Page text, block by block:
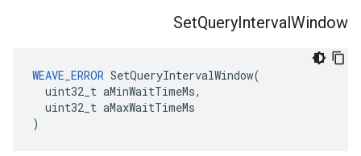
SetQueryIntervalWindow
WEAVE_ERROR SetQueryIntervalWindow(
  uint32_t aMinWaitTimeMs,
  uint32_t aMaxWaitTimeMs
)